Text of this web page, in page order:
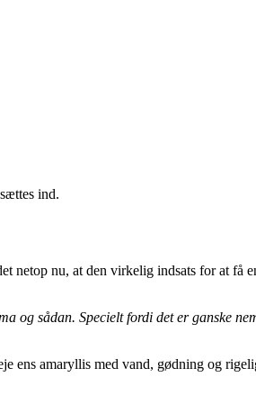
ind.
netop nu, at den virkelig indsats for at få
og sådan. Specielt fordi det er ganske
ens amaryllis med vand, gødning og